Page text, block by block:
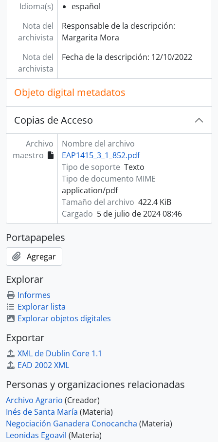
Idioma(s)
español
Nota del
archivista
Responsable de la descripción:
Margarita Mora
Nota del
archivista
Fecha de la descripción: 12/10/2022
Objeto digital metadatos
Copias de Acceso
Archivo
maestro
Nombre del archivo
EAP1415_3_1_852.pdf
Tipo de soporte Texto
Tipo de documento MIME
application/pdf
Tamaño del archivo 422.4 KiB
Cargado 5 de julio de 2024 08:46
Portapapeles
Agregar
Explorar
Informes
Explorar lista
Explorar objetos digitales
Exportar
XML de Dublin Core 1.1
EAD 2002 XML
Personas y organizaciones relacionadas
Archivo Agrario (Creador)
Inés de Santa María (Materia)
Negociación Ganadera Conocancha (Materia)
Leonidas Egoavil (Materia)